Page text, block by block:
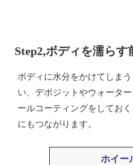
Step2,ボディを濡らす
ボディに水分をかけてしま
い、デポジットやウォータ
ールコーティングをしてお
にもつながります。
ホイー